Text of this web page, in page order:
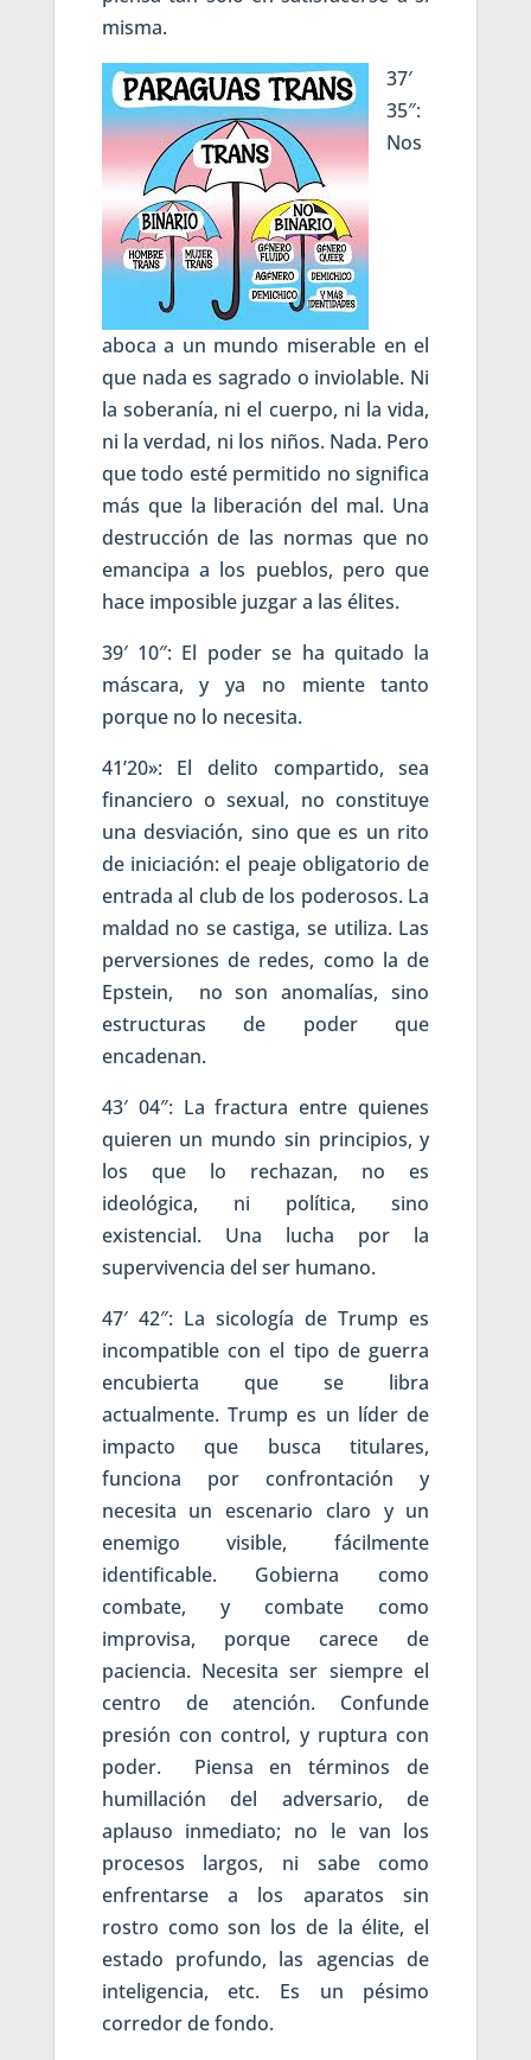
misma.
37′
35″:
Nos
aboca a un mundo miserable en el
que nada es sagrado o inviolable. Ni
la soberanía, ni el cuerpo, ni la vida,
ni la verdad, ni los niños. Nada. Pero
que todo esté permitido no significa
más que la liberación del mal. Una
destrucción de las normas que no
emancipa a los pueblos, pero que
hace imposible juzgar a las élites.
39′ 10″: El poder se ha quitado la
máscara, y ya no miente tanto
porque no lo necesita.
41’20»: El delito compartido, sea
financiero o sexual, no constituye
una desviación, sino que es un rito
de iniciación: el peaje obligatorio de
entrada al club de los poderosos. La
maldad no se castiga, se utiliza. Las
perversiones de redes, como la de
Epstein, no son anomalías, sino
estructuras de poder que
encadenan.
43′ 04″: La fractura entre quienes
quieren un mundo sin principios, y
los que lo rechazan, no es
ideológica, ni política, sino
existencial. Una lucha por la
supervivencia del ser humano.
47′ 42″: La sicología de Trump es
incompatible con el tipo de guerra
encubierta que se libra
actualmente. Trump es un líder de
impacto que busca titulares,
funciona por confrontación y
necesita un escenario claro y un
enemigo visible, fácilmente
identificable. Gobierna como
combate, y combate como
improvisa, porque carece de
paciencia. Necesita ser siempre el
centro de atención. Confunde
presión con control, y ruptura con
poder. Piensa en términos de
humillación del adversario, de
aplauso inmediato; no le van los
procesos largos, ni sabe como
enfrentarse a los aparatos sin
rostro como son los de la élite, el
estado profundo, las agencias de
inteligencia, etc. Es un pésimo
corredor de fondo.